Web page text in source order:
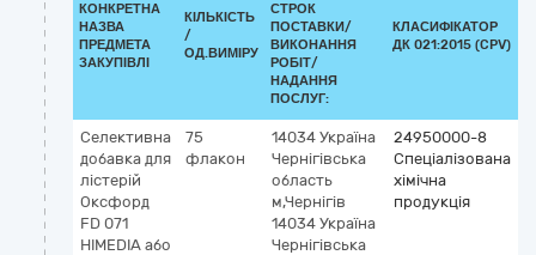
КОНКРЕТНА
НАЗВА
ПРЕДМЕТА
ЗАКУПІВЛІ
КІЛЬКІСТЬ
/
ОД.ВИМІРУ
СТРОК
ПОСТАВКИ/
ВИКОНАННЯ
РОБІТ/
НАДАННЯ
ПОСЛУГ:
КЛАСИФІКАТОР
ДК 021:2015 (CPV)
Селективна
добавка для
лістерій
Оксфорд
FD 071
HIMEDIA або
75
флакон
14034 Україна
Чернігівська
область
м,Чернігів
14034 Україна
Чернігівська
24950000-8
Спеціалізована
хімічна
продукція